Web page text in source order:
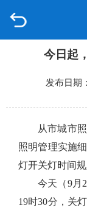
品质城中
新闻中心
政府信息公开
互动回应
今日起
发布日期
从市城市
照明管理实施
灯开关灯时间
今天（9月
19时30分，关